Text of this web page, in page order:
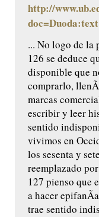
http://
... No logo de la
126 se deduce
disponible que
comprarlo,
marcas
escribir y leer
sentido
vivimos en
los sesenta y
reemplazado
127 pienso que
a hacer
trae sentido